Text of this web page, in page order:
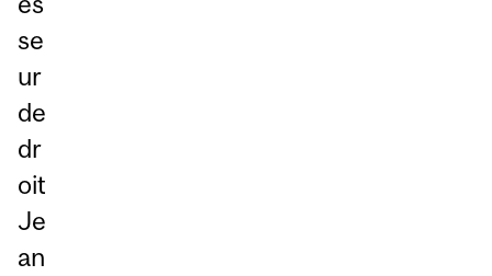
se
ur
de
dr
oit
Je
an